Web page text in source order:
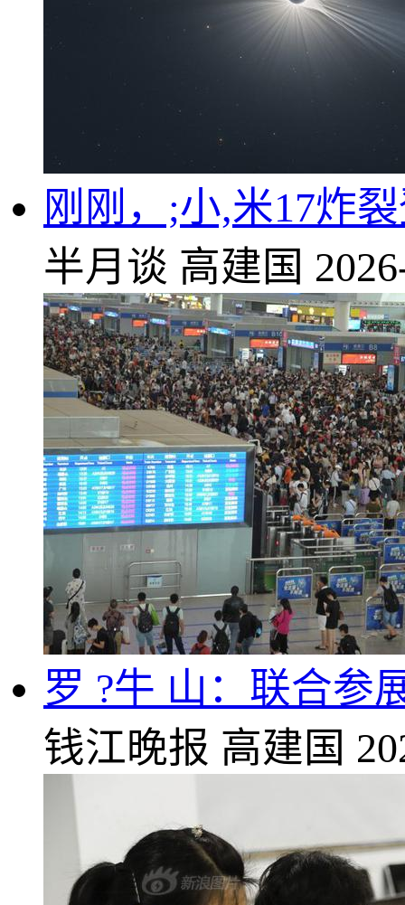
刚刚，;小,米17炸
半月谈 高建国
罗 ?牛 山：联合参
钱江晚报 高建国